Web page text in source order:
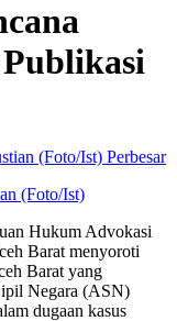
Perbesar
(Foto/Ist)
Hukum Advokasi
Barat menyoroti
Barat yang
Negara (ASN)
dugaan kasus